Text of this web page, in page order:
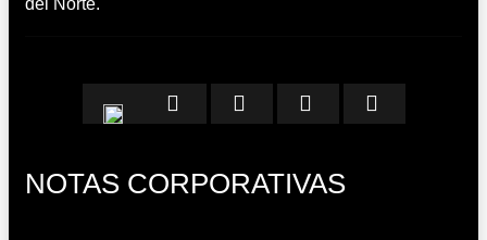
del Norte.
NOTAS CORPORATIVAS